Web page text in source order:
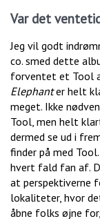
Var det
Jeg vil godt
co. smed dette
forventet et Tool
Elephanter helt
meget. Ikke
Tool, men helt
dermed se ud i
finder på med
hvert fald fan af.
at perspektiverne
lokaliteter, hvor
åbne folks øjne